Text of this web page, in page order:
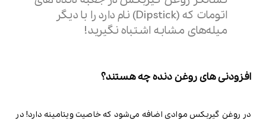
اتومات که (Dipstick) نام دارد را با دیگر
میله‌های مشابه اشتباه نگیرید!
افزودنی های روغن دنده چه هستند؟
در روغن گیربکس موادی اضافه می‌شود که خاصیت ویتامینه دارد! در